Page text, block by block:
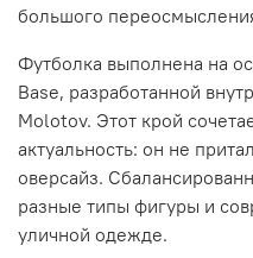
большого
Футболка выполнена на
Base, разработанной
Molotov. Этот крой
актуальность: он не
оверсайз.
разные типы фигуры и
уличной одежде.